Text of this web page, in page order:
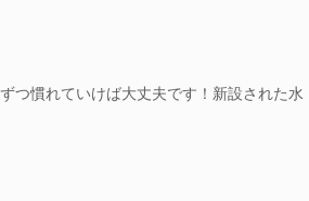
つ慣れていけば大丈夫です！新設された水